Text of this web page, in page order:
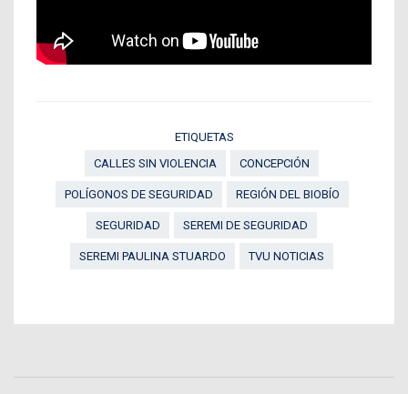
ETIQUETAS
CALLES SIN VIOLENCIA
CONCEPCIÓN
POLÍGONOS DE SEGURIDAD REGIÓN DEL BIOBÍO
SEGURIDAD SEREMI DE SEGURIDAD
SEREMI PAULINA STUARDO TVU NOTICIAS